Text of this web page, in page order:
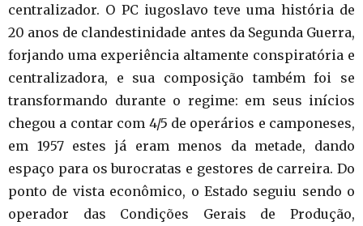
centralizador. O PC iugoslavo teve uma história de
20 anos de clandestinidade antes da Segunda Guerra,
forjando uma experiência altamente conspiratória e
centralizadora, e sua composição também foi se
transformando durante o regime: em seus inícios
chegou a contar com 4/5 de operários e camponeses,
em 1957 estes já eram menos da metade, dando
espaço para os burocratas e gestores de carreira. Do
ponto de vista econômico, o Estado seguiu sendo o
operador das Condições Gerais de Produção,